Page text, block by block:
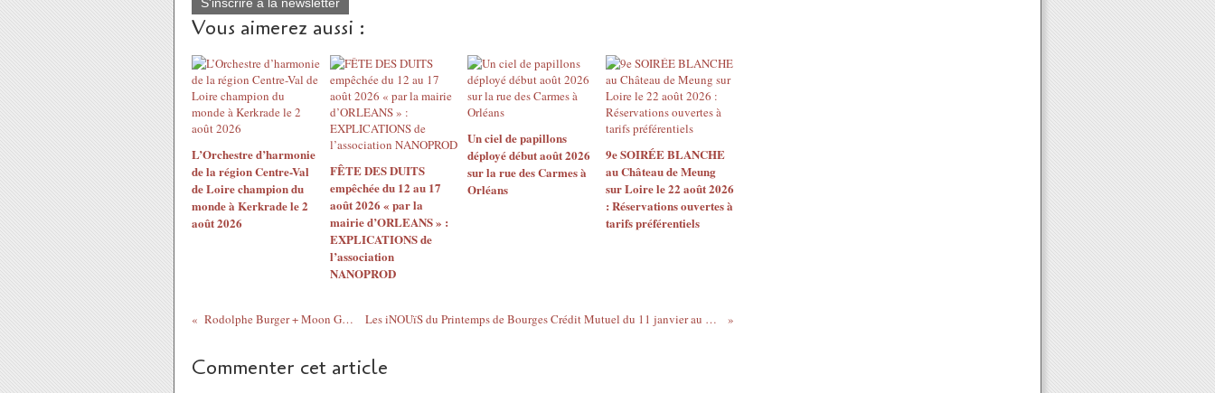
Vous aimerez aussi :
L’Orchestre d’harmonie
de la région Centre-Val
de Loire champion du
monde à Kerkrade le 2
août 2026
FÊTE DES DUITS
empêchée du 12 au 17
août 2026 « par la
mairie d’ORLEANS » :
EXPLICATIONS de
l’association
NANOPROD
Un ciel de papillons
déployé début août 2026
sur la rue des Carmes à
Orléans
9e SOIRÉE BLANCHE
au Château de Meung
sur Loire le 22 août 2026
: Réservations ouvertes à
tarifs préférentiels
Rodolphe Burger + Moon Gogo (Rock) - Scène... Les iNOUïS du Printemps de Bourges Crédit Mutuel du 11 janvier au 3 février 2018 : réservez vos entrées gratuites
Commenter cet article